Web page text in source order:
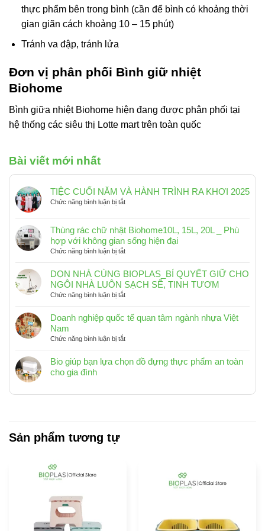
thực phẩm bên trong bình (cần để bình có khoảng thời
gian giãn cách khoảng 10 – 15 phút)
Tránh va đập, tránh lửa
Đơn vị phân phối Bình giữ nhiệt
Biohome
Bình giữa nhiệt Biohome hiện đang được phân phối tại
hệ thống các siêu thị Lotte mart trên toàn quốc
Bài viết mới nhất
TIỆC CUỐI NĂM VÀ HÀNH TRÌNH RA KHƠI 2025
Chức năng bình luận bị tắtở
NĂM
VÀ
HÀNH
RA
KHƠI
Thùng rác chữ nhật Biohome10L, 15L, 20L _ Phù
hợp với không gian sống hiện đại
Chức năng bình luận bị tắtở
rác
chữ
nhật
20L
Phù
với
DỌN NHÀ CÙNG BIOPLAS_BÍ QUYẾT GIỮ CHO
NGÔI NHÀ LUÔN SẠCH SẼ, TINH TƯƠM
Chức năng bình luận bị tắtở
NHÀ
CÙNG
CHO
LUÔN
Doanh nghiệp quốc tế quan tâm ngành nhựa Việt
Nam
Chức năng bình luận bị tắtở
nghiệp
Bio giúp bạn lựa chọn đồ đựng thực phẩm an toàn
cho gia đình
có
Bio
lựa
chọn
đựng
thực
phẩm
Sản phẩm tương tự